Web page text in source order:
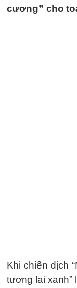
cương” cho
Khi chiến dịch
tương lai